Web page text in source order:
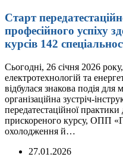
Старт
професійного успіху
курсів 142
Сьогодні, 26 січня 2026
електротехнологій та
відбулася знакова подія
організаційна зустріч-
передатестаційної
прискореного курсу, ОПП
охолодження й…
27.01.2026